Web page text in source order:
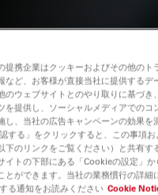
提携企業はクッキーおよびその他のト
など、お客様が直接当社に提供するデ
のウェブサイトとのやり取りに基づき
を提供し、ソーシャルメディアでのコ
し、当社の広告キャンペーンの効果を
する」をクリックすると、この事項
下のリンクをご覧ください）と共有す
イトの下部にある「Cookieの設定」
とができます。当社の業務慣行の詳細
る通知をお読みください Cookie